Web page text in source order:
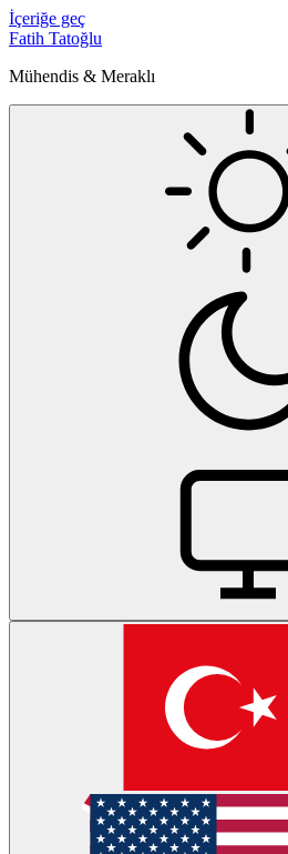
İçeriğe geç
Fatih Tatoğlu
Mühendis & Meraklı